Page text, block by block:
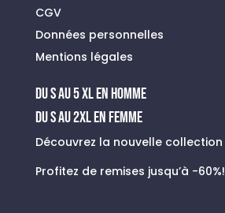
CGV
Données personnelles
Mentions légales
du s au 5 xl en homme
Du S au 2XL en FEMME
Découvrez la nouvelle collection
Profitez de remises jusqu’à -60%!